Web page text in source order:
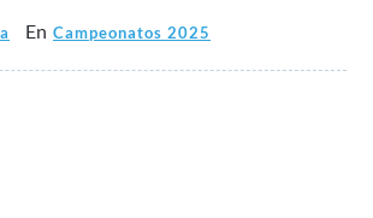
En Campeonatos 2025